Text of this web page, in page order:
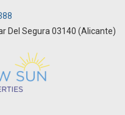
Del Segura 03140 (Alicante)